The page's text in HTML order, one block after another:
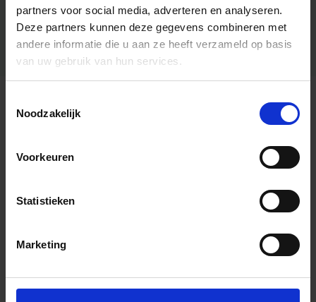
partners voor social media, adverteren en analyseren.
Deze partners kunnen deze gegevens combineren met
andere informatie die u aan ze heeft verzameld op basis
van uw gebruik van hun services.
Noodzakelijk
Voorkeuren
Statistieken
Marketing
Algemene informatie
Foto’s ({{photos.length}})